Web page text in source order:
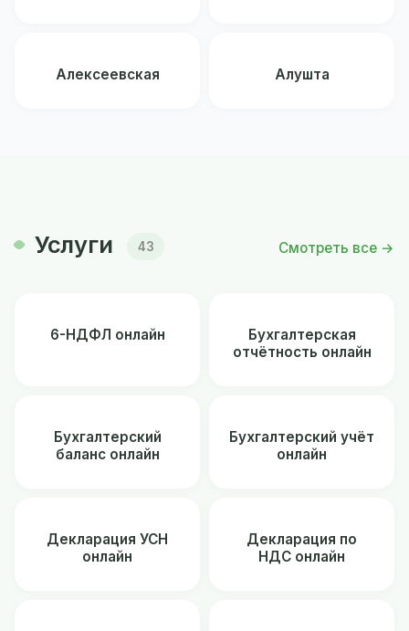
Алексеевская Алушта
Услуги 43 Смотреть все →
6-НДФЛ онлайн
Бухгалтерская
отчётность онлайн
Бухгалтерский
баланс онлайн
Бухгалтерский учёт
онлайн
Декларация УСН
онлайн
Декларация по
НДС онлайн